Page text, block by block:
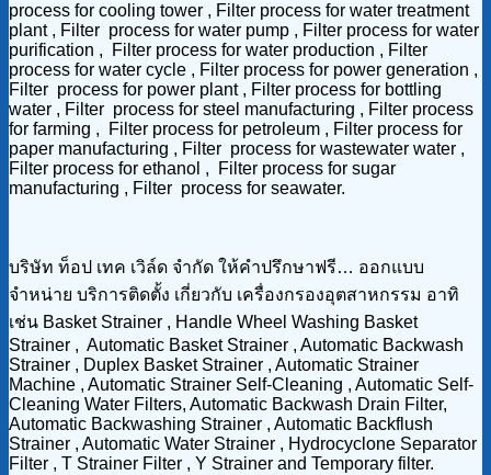
process for cooling tower , Filter process for water treatment
plant , Filter process for water pump , Filter process for water
purification , Filter process for water production , Filter
process for water cycle , Filter process for power generation ,
Filter process for power plant , Filter process for bottling
water , Filter process for steel manufacturing , Filter process
for farming , Filter process for petroleum , Filter process for
paper manufacturing , Filter process for wastewater water ,
Filter process for ethanol , Filter process for sugar
manufacturing , Filter process for seawater.
บริษัท ท็อป เทค เวิล์ด จำกัด ให้คำปรึกษาฟรี… ออกแบบ
จำหน่าย บริการติดตั้ง เกี่ยวกับ เครื่องกรองอุตสาหกรรม อาทิ
เช่น Basket Strainer , Handle Wheel Washing Basket
Strainer , Automatic Basket Strainer , Automatic Backwash
Strainer , Duplex Basket Strainer , Automatic Strainer
Machine , Automatic Strainer Self-Cleaning , Automatic Self-
Cleaning Water Filters, Automatic Backwash Drain Filter,
Automatic Backwashing Strainer , Automatic Backflush
Strainer , Automatic Water Strainer , Hydrocyclone Separator
Filter , T Strainer Filter , Y Strainer and Temporary filter.